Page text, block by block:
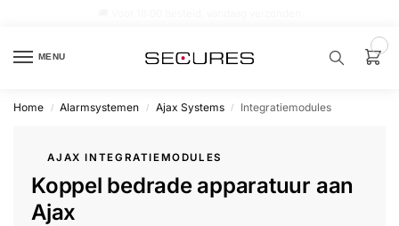
MENU
Home / Alarmsystemen / Ajax Systems / Integratiemodules
AJAX INTEGRATIEMODULES
Koppel bedrade apparatuur aan
Ajax